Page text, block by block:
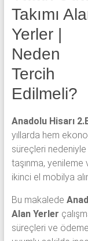
Takımı
Yerler |
Neden
Tercih
Edilmeli?
Anadolu Hisarı
yıllarda hem
süreçleri
taşınma,
ikinci el mobilya
Bu makalede
Alan Yerler
süreçleri ve